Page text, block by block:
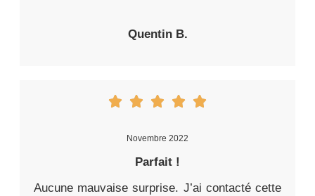
Quentin B.
Novembre 2022
Parfait !
Aucune mauvaise surprise. J’ai contacté cette